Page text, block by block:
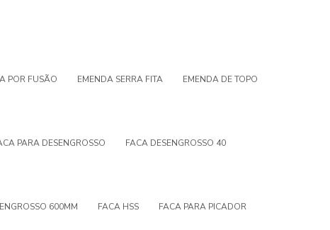
POR FUSÃO EMENDA SERRA FITA EMENDA DE TOPO
PARA DESENGROSSO FACA DESENGROSSO 40
600MM FACA HSS FACA PARA PICADOR